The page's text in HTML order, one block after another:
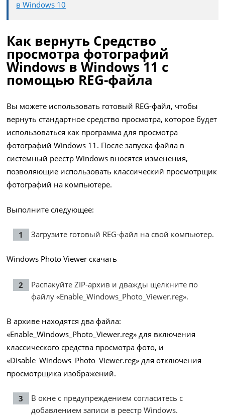
в Windows 10
Как вернуть Средство
просмотра фотографий
Windows в Windows 11 с
помощью REG-файла
Вы можете использовать готовый REG-файл, чтобы
вернуть стандартное средство просмотра, которое будет
использоваться как программа для просмотра
фотографий Windows 11. После запуска файла в
системный реестр Windows вносятся изменения,
позволяющие использовать классический просмотрщик
фотографий на компьютере.
Выполните следующее:
Загрузите готовый REG-файл на свой компьютер.
Windows Photo Viewer скачать
Распакуйте ZIP-архив и дважды щелкните по
файлу «Enable_Windows_Photo_Viewer.reg».
В архиве находятся два файла:
«Enable_Windows_Photo_Viewer.reg» для включения
классического средства просмотра фото, и
«Disable_Windows_Photo_Viewer.reg» для отключения
просмотрщика изображений.
В окне с предупреждением согласитесь с
добавлением записи в реестр Windows.